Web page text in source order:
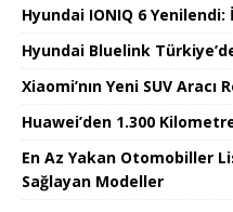
Hyundai IONIQ 6
Hyundai Bluelink
Xiaomi’nın Yeni SUV Aracı
Huawei’den 1.300
En Az Yakan Otomobiller
Sağlayan Modeller